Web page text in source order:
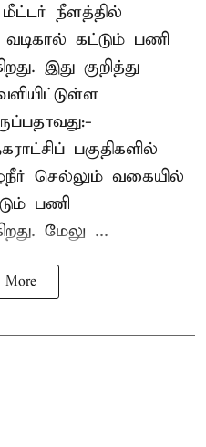
மீட்டர் நீளத்தில்
கட்டும் பணி
இது குறித்து
பகுதிகளில்
செல்லும் வகையில்
பணி
மேலு ...
More